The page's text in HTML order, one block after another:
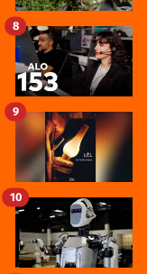
8
9
10